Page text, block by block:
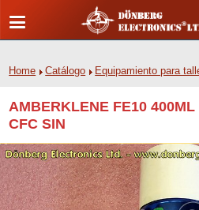
Home Catálogo Equipamiento para
AMBERKLENE FE10
CFC SIN